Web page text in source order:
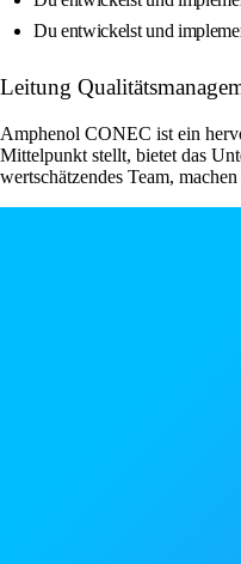
Du entwickelst und
Leitung
Amphenol CONEC ist ein
Mittelpunkt stellt, bietet das
wertschätzendes Team,